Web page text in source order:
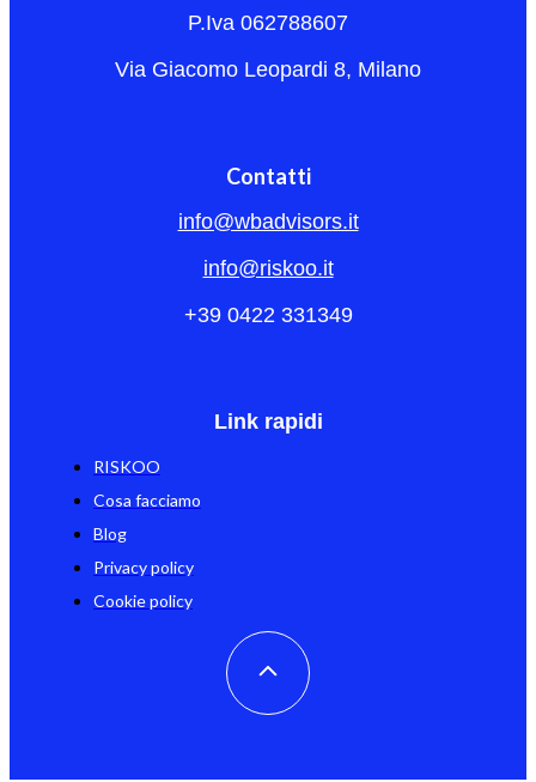
P.Iva 062788607
Via Giacomo Leopardi 8, Milano
Contatti
info@wbadvisors.it
info@riskoo.it
+39 0422 331349
Link rapidi
RISKOO
Cosa facciamo
Blog
Privacy policy
Cookie policy